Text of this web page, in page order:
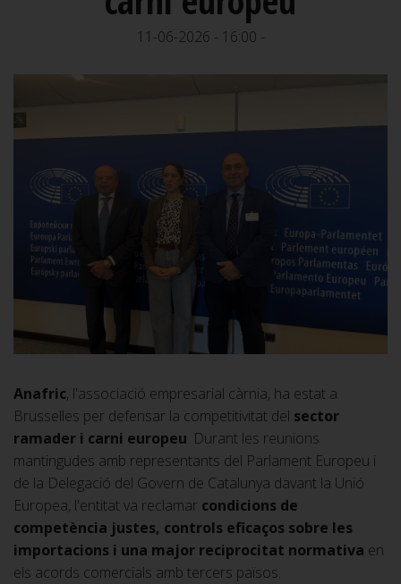
11-06-2026 - 16:00 -
Anafric, l'associació empresarial càrnia, ha estat a
Brussel·les per defensar la competitivitat del sector
ramader i carni europeu. Durant les reunions
mantingudes amb representants del Parlament Europeu i
de la Delegació del Govern de Catalunya davant la Unió
Europea, l'entitat va reclamar condicions de
competència justes, controls eficaços sobre les
importacions i una major reciprocitat normativa en
els acords comercials amb tercers països.